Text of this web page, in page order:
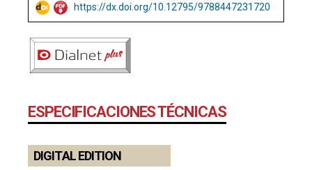
https://dx.doi.org/10.12795/9788447231720
ESPECIFICACIONES TÉCNICAS
DIGITAL EDITION